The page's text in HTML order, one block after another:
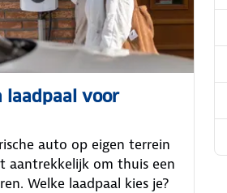
laadpaal voor
auto op eigen terrein
aantrekkelijk om thuis een
Welke laadpaal kies je?